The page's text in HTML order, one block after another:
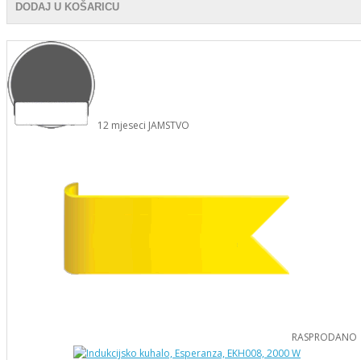
DODAJ U KOŠARICU
12 mjeseci JAMSTVO
RASPRODANO